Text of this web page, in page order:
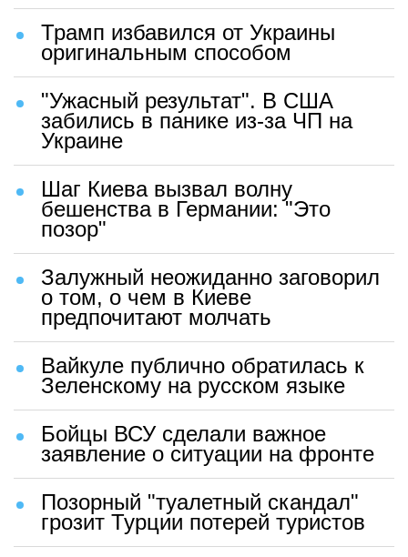
Трамп избавился от Украины
оригинальным способом
"Ужасный результат". В США
забились в панике из-за ЧП на
Украине
Шаг Киева вызвал волну
бешенства в Германии: "Это
позор"
Залужный неожиданно заговорил
о том, о чем в Киеве
предпочитают молчать
Вайкуле публично обратилась к
Зеленскому на русском языке
Бойцы ВСУ сделали важное
заявление о ситуации на фронте
Позорный "туалетный скандал"
грозит Турции потерей туристов